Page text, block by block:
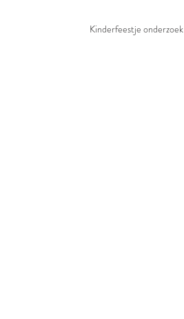
Kinderfeestje onderzoek